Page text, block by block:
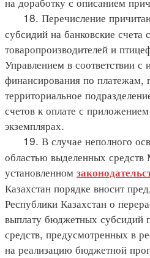
18. Перечисление
субсидий на банковские счета
товаропроизводителей и
Управлением в соответствии
финансирования по платежам,
территориальное
счетов к оплате с
экземплярах.
19. В случае неполного
областью выделенных средств
установленном
Казахстан порядке вносит
Республики Казахстан о
выплату бюджетных субсидий
средств, предусмотренных в
на реализацию бюджетной